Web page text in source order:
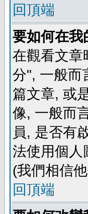
回頂端
要如何在我
在觀看文章
分", 一般而
篇文章, 或
像, 一般而
員, 是否有
法使用個人
(我們相信
回頂端